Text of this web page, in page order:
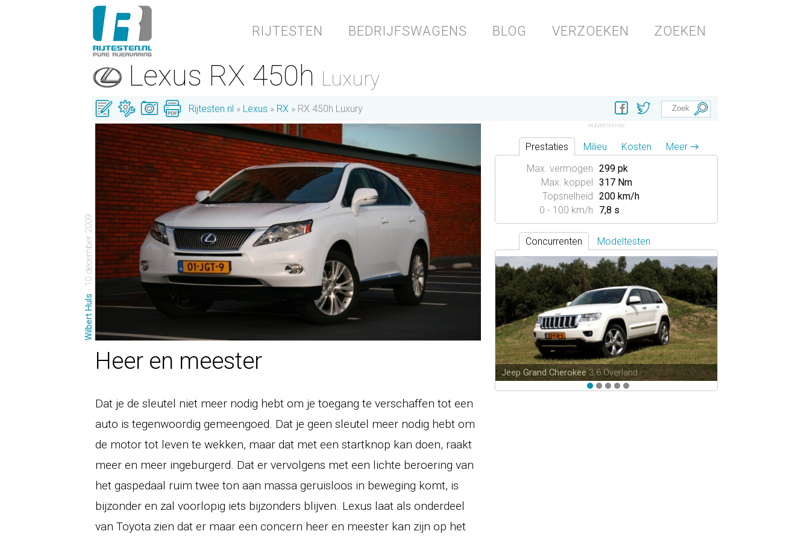
RIJTESTEN BEDRIJFSWAGENS BLOG VERZOEKEN ZOEKEN
Lexus RX 450h Luxury
Rijtesten.nl Lexus RX RX 450h Luxury
Wilbert Huls
- 10 december 2009
Heer en meester
Dat je de sleutel niet meer nodig hebt om je toegang te verschaffen tot een
auto is tegenwoordig gemeengoed. Dat je geen sleutel meer nodig hebt om
de motor tot leven te wekken, maar dat met een startknop kan doen, raakt
meer en meer ingeburgerd. Dat er vervolgens met een lichte beroering van
het gaspedaal ruim twee ton aan massa geruisloos in beweging komt, is
bijzonder en zal voorlopig iets bijzonders blijven. Lexus laat als onderdeel
van Toyota zien dat er maar een concern heer en meester kan zijn op het
Prestaties Milieu Kosten
Meer →
Max. vermogen 299 pk
Max. koppel 317 Nm
Topsnelheid 200 km/h
0 - 100 km/h
7,8 s
Concurrenten Modeltesten
Cadillac SRX3.0 V6 AWD Sport Luxury